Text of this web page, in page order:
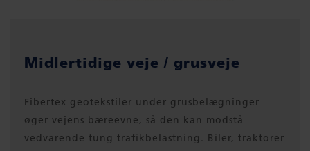
Midlertidige veje / grusveje
Fibertex geotekstiler under grusbelægninger
øger vejens bæreevne, så den kan modstå
vedvarende tung trafikbelastning. Biler, traktorer